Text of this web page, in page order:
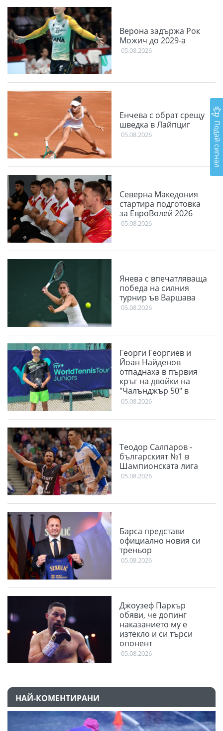
Верона задържа Рок
Можич до 2029-а
05.08.2026
Енчева с обрат срещу
шведка в Лайпциг
05.08.2026
Северна Македония
стартира подготовка
за ЕвроВолей 2026
05.08.2026
Янева с впечатляваща
победа на силния
турнир ъв Варшава
05.08.2026
Георги Георгиев и
Йоан Найденов
отпаднаха в първия
кръг на двойки на
"Чалънджър 50" в
Пловдив
05.08.2026
Теодор Салпаров -
българският №1 в
Шампионската лига
05.08.2026
Барса представи
официално новия си
треньор
05.08.2026
Джоузеф Паркър
обяви, че допинг
наказанието му е
изтекло и си търси
опонент
05.08.2026
НАЙ-КОМЕНТИРАНИ
Подай сигнал